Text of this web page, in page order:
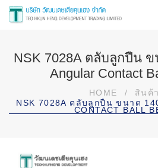
NSK 7028A ตลับลูกปืน ข
Angular Contact
HOME / สินค้า
NSK 7028A ตลับลูกปืน ขนาด
CONTACT BALL